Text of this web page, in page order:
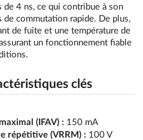
4 ns, ce qui contribue à son
commutation rapide. De plus,
de fuite et une température de
un fonctionnement fiable
clés
(IFAV) : 150 mA
répétitive (VRRM) : 100 V